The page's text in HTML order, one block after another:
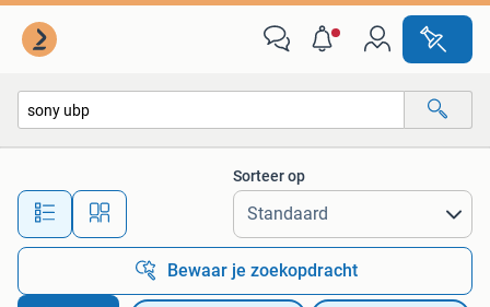
Alle afstanden…
Sorteer op
Bewaar je zoekopdracht